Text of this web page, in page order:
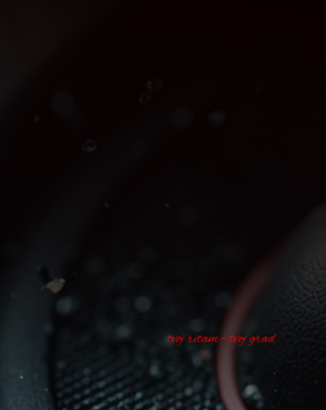
tvoj ritam - tvoj grad